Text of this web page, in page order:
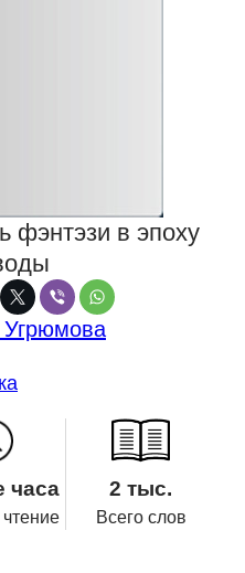
фэнтэзи в эпоху
Угрюмова
часа 2 тыс.
Всего слов